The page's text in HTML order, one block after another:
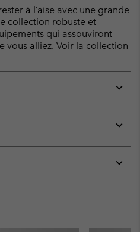
à l’aise avec une grande
collection robuste et
qui assouviront
vous alliez. Voir la collection
or
or
or